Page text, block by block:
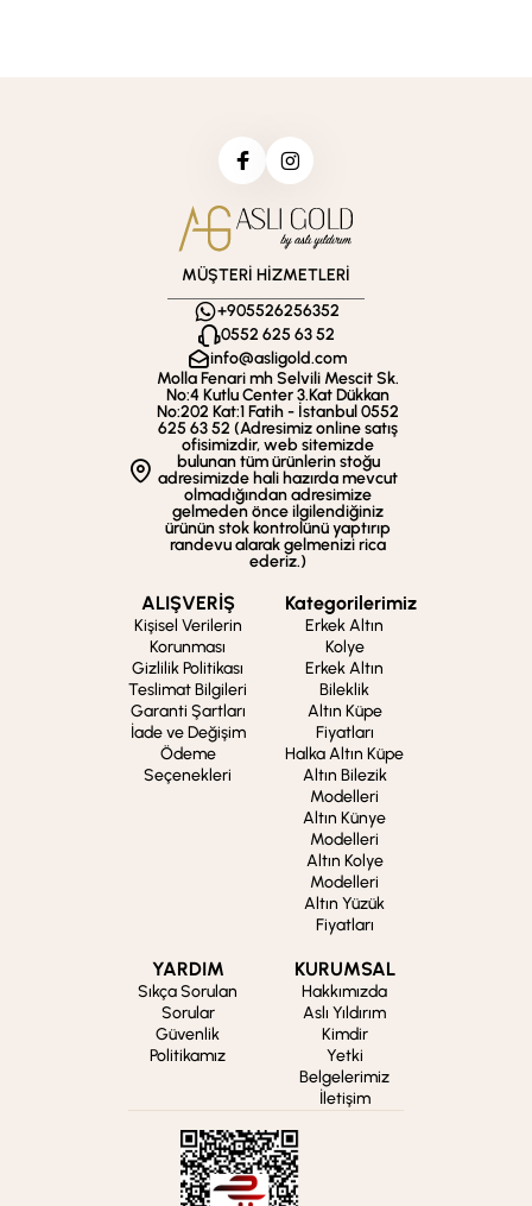
MÜŞTERİ HİZMETLERİ
+905526256352
0552 625 63 52
info@asligold.com
Molla Fenari mh Selvili Mescit Sk.
No:4 Kutlu Center 3.Kat Dükkan
No:202 Kat:1 Fatih - İstanbul 0552
625 63 52 (Adresimiz online satış
ofisimizdir, web sitemizde
bulunan tüm ürünlerin stoğu
adresimizde hali hazırda mevcut
olmadığından adresimize
gelmeden önce ilgilendiğiniz
ürünün stok kontrolünü yaptırıp
randevu alarak gelmenizi rica
ederiz.)
ALIŞVERİŞ
Kişisel Verilerin
Korunması
Gizlilik Politikası
Teslimat Bilgileri
Garanti Şartları
İade ve Değişim
Ödeme
Seçenekleri
Kategorilerimiz
Erkek Altın
Kolye
Erkek Altın
Bileklik
Altın Küpe
Fiyatları
Halka Altın Küpe
Altın Bilezik
Modelleri
Altın Künye
Modelleri
Altın Kolye
Modelleri
Altın Yüzük
Fiyatları
YARDIM
Sıkça Sorulan
Sorular
Güvenlik
Politikamız
KURUMSAL
Hakkımızda
Aslı Yıldırım
Kimdir
Yetki
Belgelerimiz
İletişim